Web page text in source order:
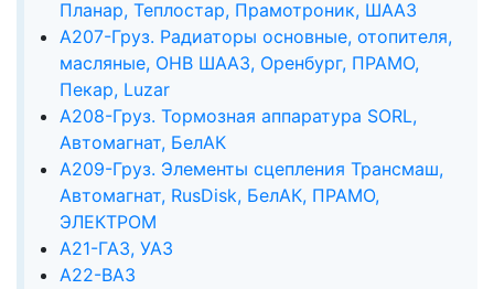
Планар, Теплостар, Прамотроник, ШААЗ
А207-Груз. Радиаторы основные, отопителя,
масляные, ОНВ ШААЗ, Оренбург, ПРАМО,
Пекар, Luzar
А208-Груз. Тормозная аппаратура SORL,
Автомагнат, БелАК
А209-Груз. Элементы сцепления Трансмаш,
Автомагнат, RusDisk, БелАК, ПРАМО,
ЭЛЕКТРОМ
А21-ГАЗ, УАЗ
А22-ВАЗ